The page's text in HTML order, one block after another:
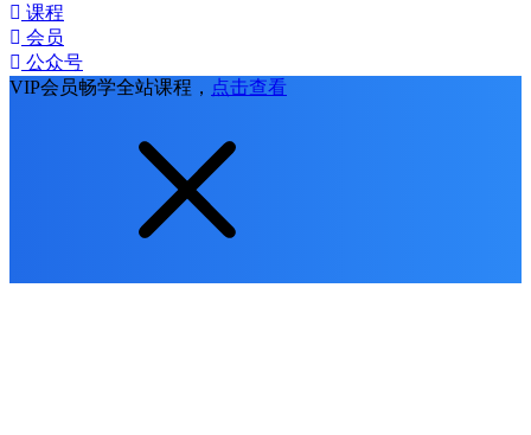
课程
会员
公众号
VIP会员畅学全站课程， 点击查看